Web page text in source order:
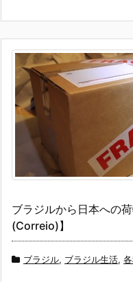
ブラジルから日本への
(Correio)】
ブラジル, ブラジル生活,